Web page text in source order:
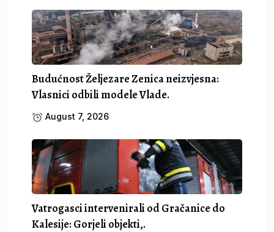
Budućnost Željezare Zenica neizvjesna:
Vlasnici odbili modele Vlade.
August 7, 2026
Vatrogasci intervenirali od Gračanice do
Kalesije: Gorjeli objekti,.